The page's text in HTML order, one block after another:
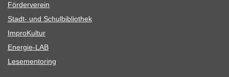
För­der­ver­ein
Stadt- und Schulbibliothek
Impro­Kul­tur
Ener­­gie-LAB
Lese­men­to­ring